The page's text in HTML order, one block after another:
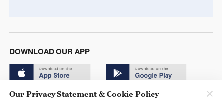
DOWNLOAD OUR APP
Our Privacy Statement & Cookie Policy